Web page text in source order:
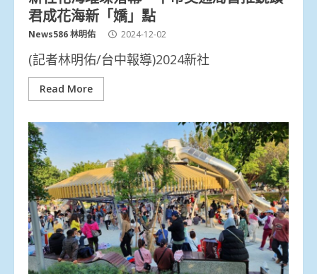
君成花海新「嬌」點
News586 林明佑 2024-12-02
(記者林明佑/台中報導)2024新社
Read More